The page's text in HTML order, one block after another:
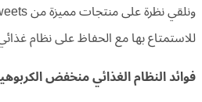
للاستمتاع بها مع الحفاظ على نظام
فوائد النظام الغذائي منخفض